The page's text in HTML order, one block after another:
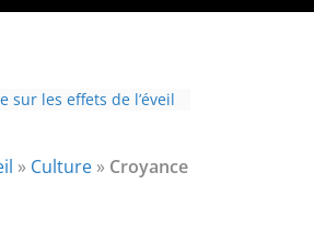
sur les effets de l’éveil
: le paranormal
» Culture » Croyance